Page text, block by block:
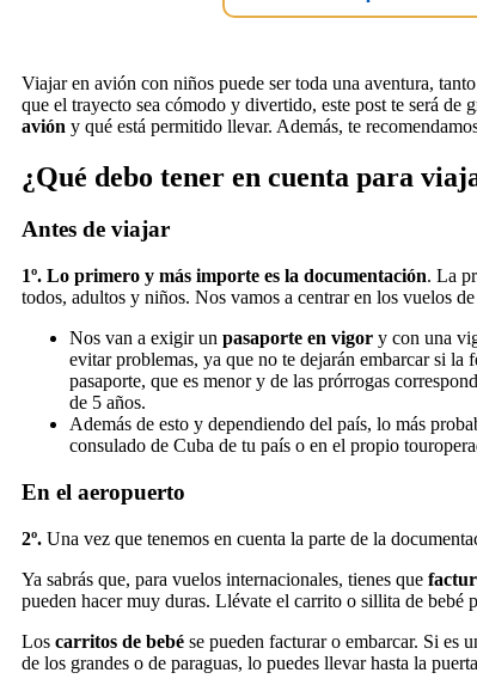
Viajar en avión con niños puede ser toda una aventura,
que el trayecto sea cómodo y divertido, este post te será de
avión y qué está permitido llevar. Además, te
¿Qué debo tener en cuenta para
Antes de viajar
1º. Lo primero y más importe es la documentación. La
todos, adultos y niños. Nos vamos a centrar en los vuelos
Nos van a exigir un pasaporte en vigor y con una
evitar problemas, ya que no te dejarán embarcar si la
pasaporte, que es menor y de las prórrogas
de 5 años.
Además de esto y dependiendo del país, lo más
consulado de Cuba de tu país o en el propio
En el aeropuerto
2º. Una vez que tenemos en cuenta la parte de la
Ya sabrás que, para vuelos internacionales, tienes que
pueden hacer muy duras. Llévate el carrito o sillita de bebé
Los carritos de bebé se pueden facturar o embarcar. Si es
de los grandes o de paraguas, lo puedes llevar hasta la